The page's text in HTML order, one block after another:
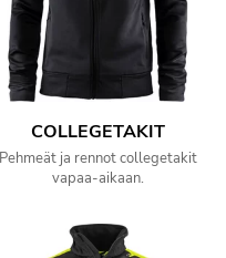
COLLEGETAKIT
Pehmeät ja rennot collegetakit
vapaa-aikaan.